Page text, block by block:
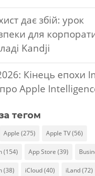
дає збій: урок
для
Kandji
Кінець епохи
Apple
тегом
Apple (275) Apple TV(56)
(154) App Store (39)
(38) iCloud(40) iLand(72)